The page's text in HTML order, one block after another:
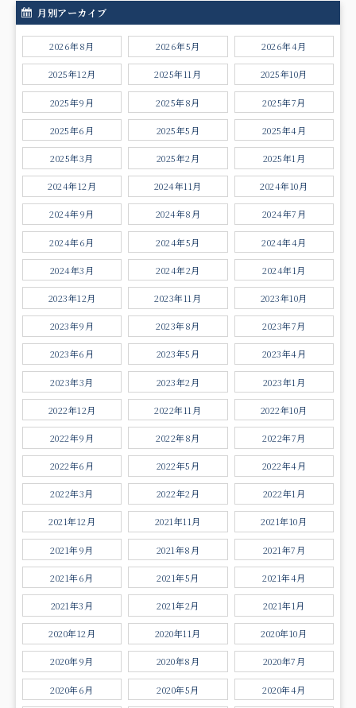
月別アーカイブ
2026年8月 2026年5月 2026年4月
2025年12月 2025年11月 2025年10月
2025年9月 2025年8月 2025年7月
2025年6月 2025年5月 2025年4月
2025年3月 2025年2月 2025年1月
2024年12月 2024年11月 2024年10月
2024年9月 2024年8月 2024年7月
2024年6月 2024年5月 2024年4月
2024年3月 2024年2月 2024年1月
2023年12月 2023年11月 2023年10月
2023年9月 2023年8月 2023年7月
2023年6月 2023年5月 2023年4月
2023年3月 2023年2月 2023年1月
2022年12月 2022年11月 2022年10月
2022年9月 2022年8月 2022年7月
2022年6月 2022年5月 2022年4月
2022年3月 2022年2月 2022年1月
2021年12月 2021年11月 2021年10月
2021年9月 2021年8月 2021年7月
2021年6月 2021年5月 2021年4月
2021年3月 2021年2月 2021年1月
2020年12月 2020年11月 2020年10月
2020年9月 2020年8月 2020年7月
2020年6月 2020年5月 2020年4月